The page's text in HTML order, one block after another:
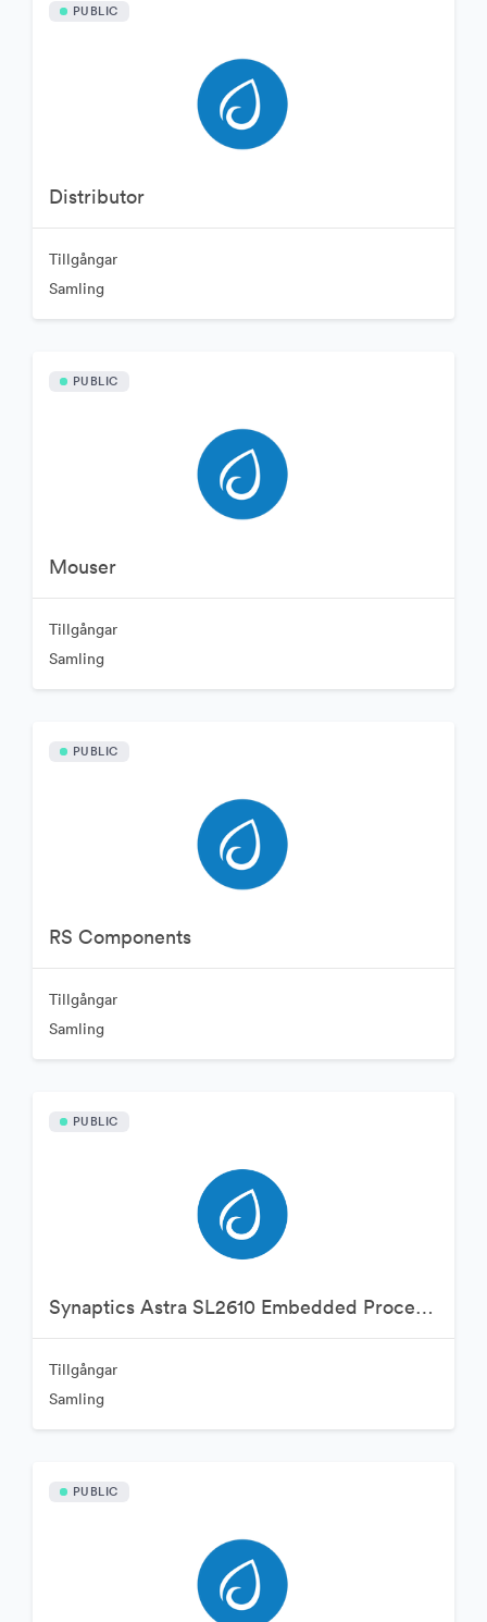
PUBLIC
Distributor
Tillgångar
Samling
PUBLIC
Mouser
Tillgångar
Samling
PUBLIC
RS Components
Tillgångar
Samling
PUBLIC
Synaptics Astra SL2610 Embedded Processor
Tillgångar
Samling
PUBLIC